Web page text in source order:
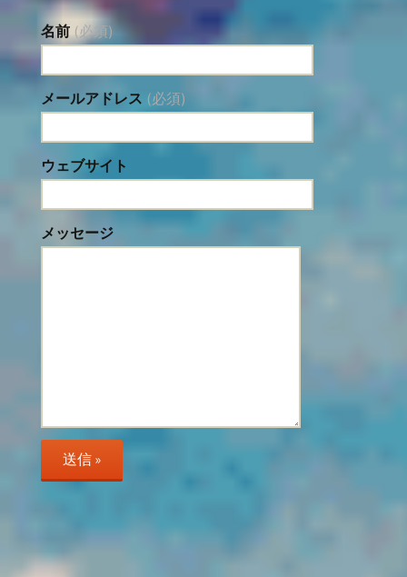
名前 (必須)
メールアドレス (必須)
ウェブサイト
メッセージ